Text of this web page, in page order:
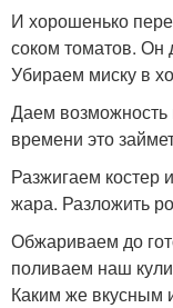
И хорошенько
соком томатов. Он
Убираем миску в
Даем возможность
времени это
Разжигаем костер
жара. Разложить
Обжариваем до
поливаем наш
Каким же вкусным